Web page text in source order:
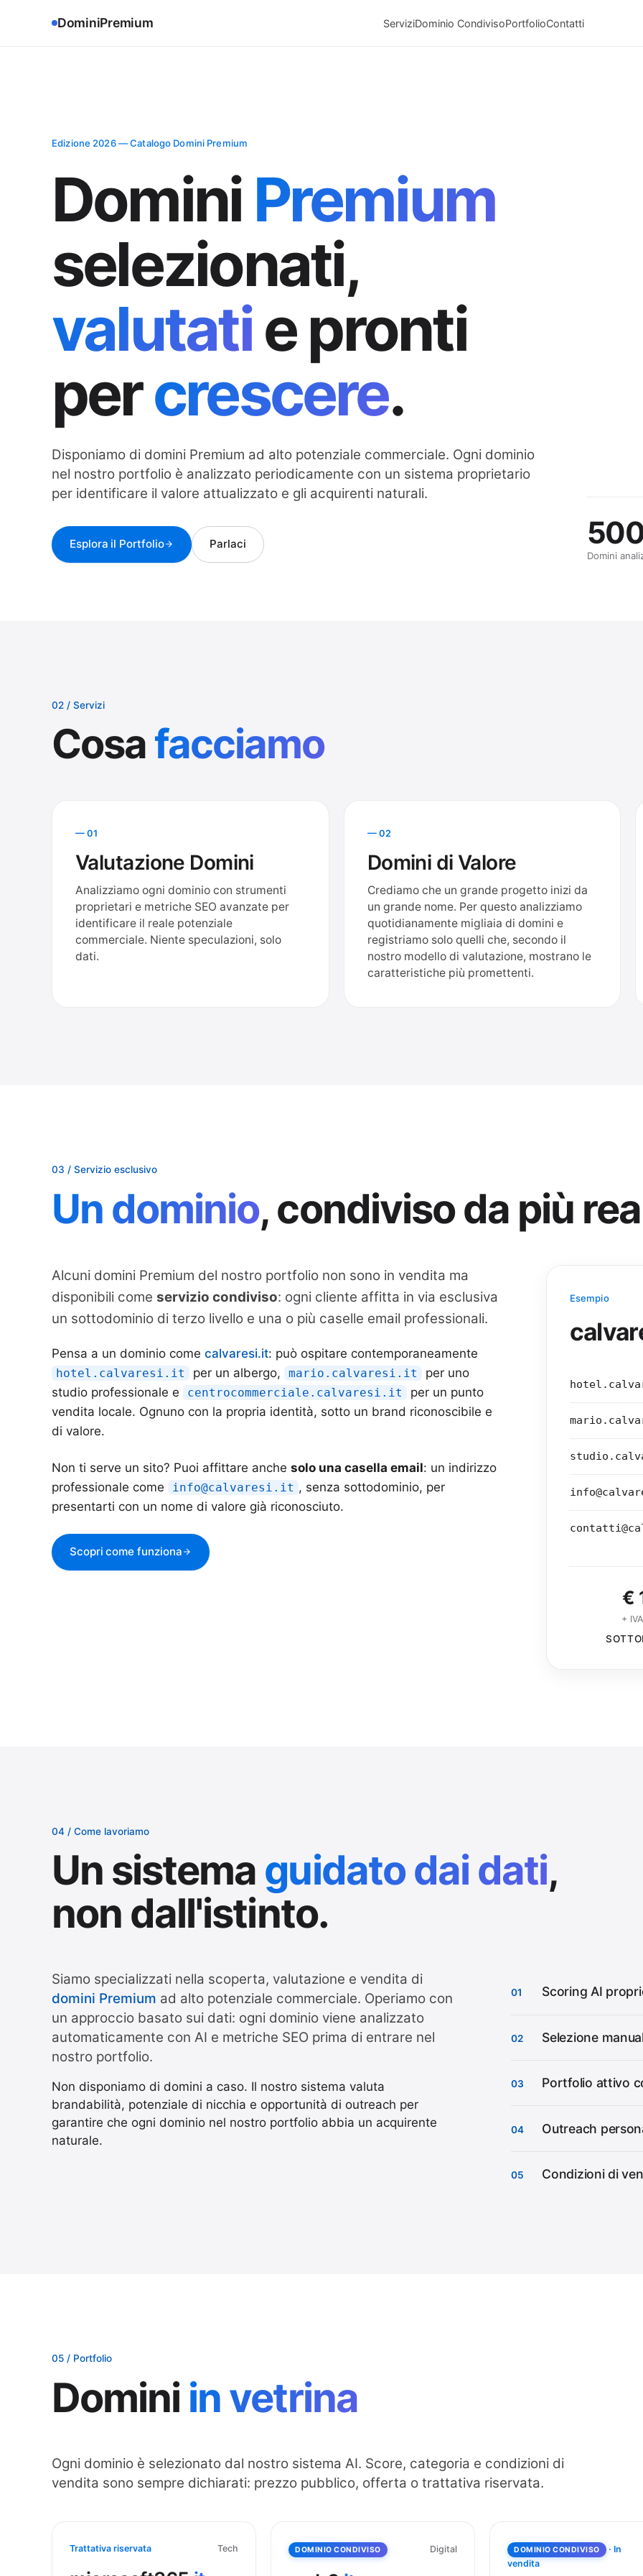
DominiPremium ServiziDominio CondivisoPortfolioContatti
Edizione 2026— Catalogo Domini Premium
Domini Premium
selezionati,
valutatie pronti
percrescere.
Disponiamo di domini Premium ad alto potenziale commerciale. Ogni dominio
nel nostro portfolio è analizzato periodicamente con un sistema proprietario
per identificare il valore attualizzato e gli acquirenti naturali.
Esplora il Portfolio Parlaci
Domini
02 / Servizi
Cosafacciamo
— 01
Valutazione Domini
Analizziamo ogni dominio con strumenti
proprietari e metriche SEO avanzate per
identificare il reale potenziale
commerciale. Niente speculazioni, solo
dati.
— 02
Domini di Valore
Crediamo che un grande progetto inizi da
un grande nome. Per questo analizziamo
quotidianamente migliaia di domini e
registriamo solo quelli che, secondo il
nostro modello di valutazione, mostrano le
caratteristiche più promettenti.
03 / Servizio esclusivo
Un dominio, condiviso da più
Alcuni domini Premium del nostro portfolio non sono in vendita ma
disponibili come servizio condiviso: ogni cliente affitta in via esclusiva
un sottodominio di terzo livello e una o più caselle email professionali.
Pensa a un dominio come calvaresi.it: può ospitare contemporaneamente
hotel.calvaresi.it per un albergo, mario.calvaresi.it
per uno
studio professionale e
centrocommerciale.calvaresi.it
per un punto
vendita locale. Ognuno con la propria identità, sotto un brand riconoscibile e
di valore.
Non ti serve un sito? Puoi affittare anche solo una casella email: un indirizzo
professionale come
info@calvaresi.it , senza sottodominio, per
presentarti con un nome di valore già riconosciuto.
Scopri come funziona
Esempio
€
+
04 / Come lavoriamo
Un sistema guidato dai dati,
non dall'istinto.
Siamo specializzati nella scoperta, valutazione e vendita di
domini Premium ad alto potenziale commerciale. Operiamo con
un approccio basato sui dati: ogni dominio viene analizzato
automaticamente con AI e metriche SEO prima di entrare nel
nostro portfolio.
Non disponiamo di domini a caso. Il nostro sistema valuta
brandabilità, potenziale di nicchia e opportunità di outreach per
garantire che ogni dominio nel nostro portfolio abbia un acquirente
naturale.
01 Scoring AI
02 Selezione
03 Portfolio attivo
04 Outreach
05 Condizioni di
05 / Portfolio
Domini in vetrina
Ogni dominio è selezionato dal nostro sistema AI. Score, categoria e condizioni di
vendita sono sempre dichiarati: prezzo pubblico, offerta o trattativa riservata.
Trattativa riservata Tech DOMINIO CONDIVISO Digital DOMINIO CONDIVISO
· In
vendita